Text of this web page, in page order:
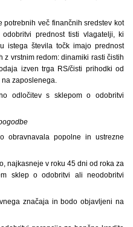
več finančnih sredstev kot
prednost tisti vlagatelji, ki
istega števila točk imajo prednost
z vrstnim redom: dinamiki rasti čistih
izven trga RS/čisti prihodki od
zaposlenega.
odločitev s sklepom o odobritvi
obravnavala popolne in ustrezne
najkasneje v roku 45 dni od roka za
sklep o odobritvi ali neodobritvi
značaja in bodo objavljeni na